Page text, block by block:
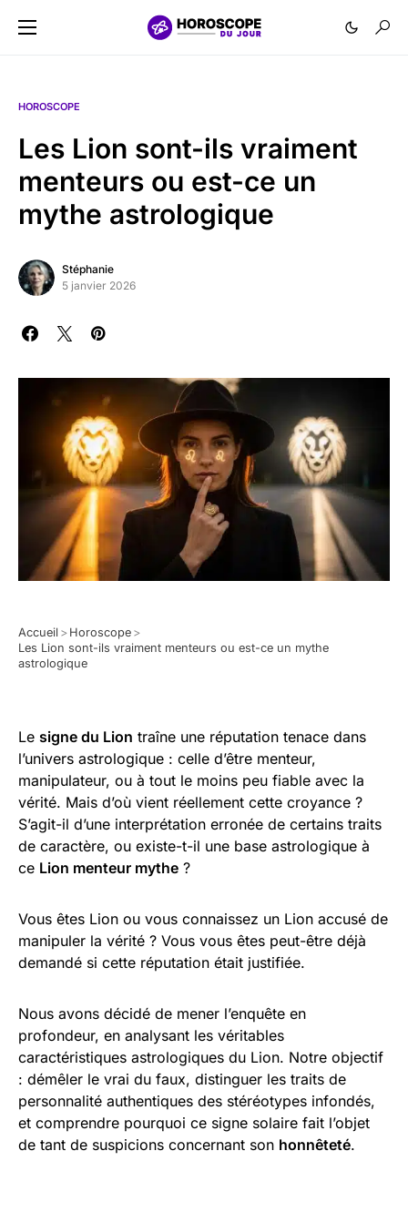
HOROSCOPE
Les Lion sont-ils vraiment
menteurs ou est-ce un
mythe astrologique
Stéphanie
5 janvier 2026
Accueil > Horoscope >
Les Lion sont-ils vraiment menteurs ou est-ce un mythe
astrologique
Le signe du Lion traîne une réputation tenace dans
l’univers astrologique : celle d’être menteur,
manipulateur, ou à tout le moins peu fiable avec la
vérité. Mais d’où vient réellement cette croyance ?
S’agit-il d’une interprétation erronée de certains traits
de caractère, ou existe-t-il une base astrologique à
ce Lion menteur mythe ?
Vous êtes Lion ou vous connaissez un Lion accusé de
manipuler la vérité ? Vous vous êtes peut-être déjà
demandé si cette réputation était justifiée.
Nous avons décidé de mener l’enquête en
profondeur, en analysant les véritables
caractéristiques astrologiques du Lion. Notre objectif
: démêler le vrai du faux, distinguer les traits de
personnalité authentiques des stéréotypes infondés,
et comprendre pourquoi ce signe solaire fait l’objet
de tant de suspicions concernant son honnêteté.